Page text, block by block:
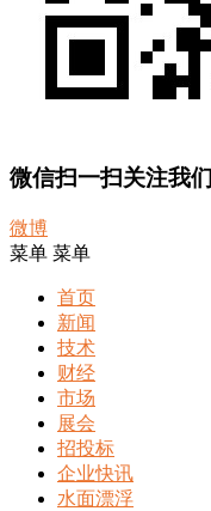
微信扫一扫关注我们
微博
菜单 菜单
首页
新闻
技术
财经
市场
展会
招投标
企业快讯
水面漂浮